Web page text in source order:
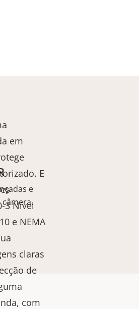
em
E
3 Nível
e NEMA
claras
de
com
e